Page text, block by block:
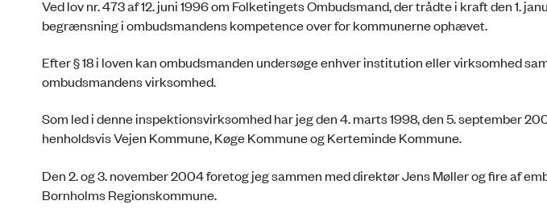
Ved lov nr. 473 af 12. juni 1996 om Folketingets Ombudsmand, der trådte i kraft den 1.
begrænsning i ombudsmandens kompetence over for kommunerne ophævet.
Efter § 18 i loven kan ombudsmanden undersøge enhver institution eller virksomhed
ombudsmandens virksomhed.
Som led i denne inspektionsvirksomhed har jeg den 4. marts 1998, den 5. september
henholdsvis Vejen Kommune, Køge Kommune og Kerteminde Kommune.
Den 2. og 3. november 2004 foretog jeg sammen med direktør Jens Møller og fire af
Bornholms Regionskommune.